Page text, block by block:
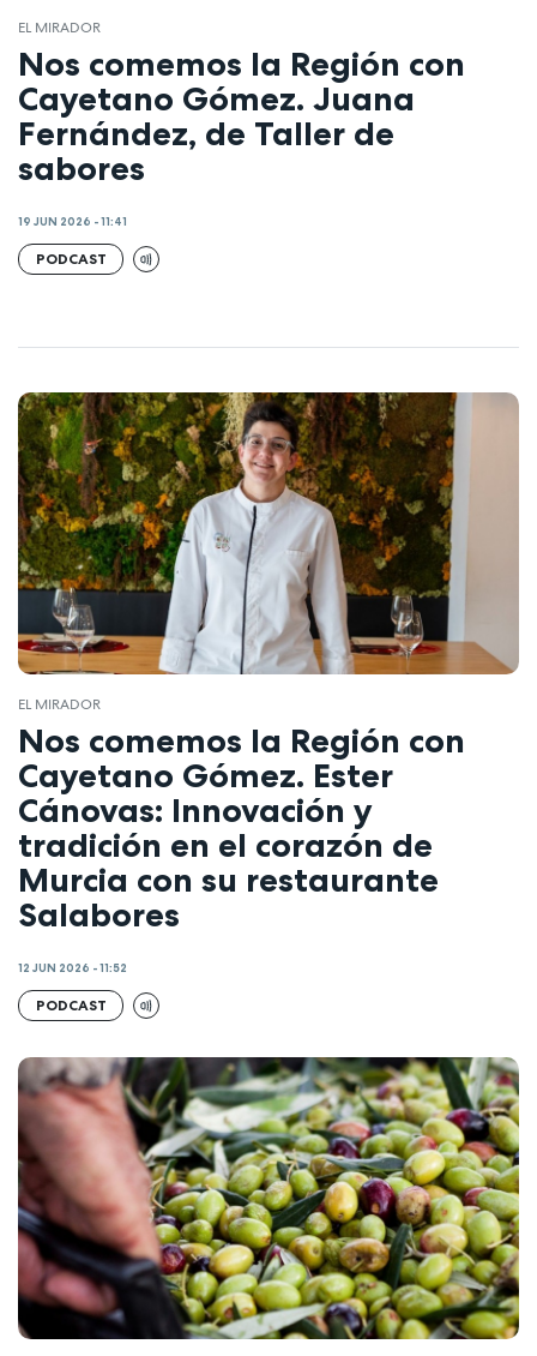
EL MIRADOR
Nos comemos la Región con
Cayetano Gómez. Juana
Fernández, de Taller de
sabores
19 JUN 2026 - 11:41
PODCAST
EL MIRADOR
Nos comemos la Región con
Cayetano Gómez. Ester
Cánovas: Innovación y
tradición en el corazón de
Murcia con su restaurante
Salabores
12 JUN 2026 - 11:52
PODCAST